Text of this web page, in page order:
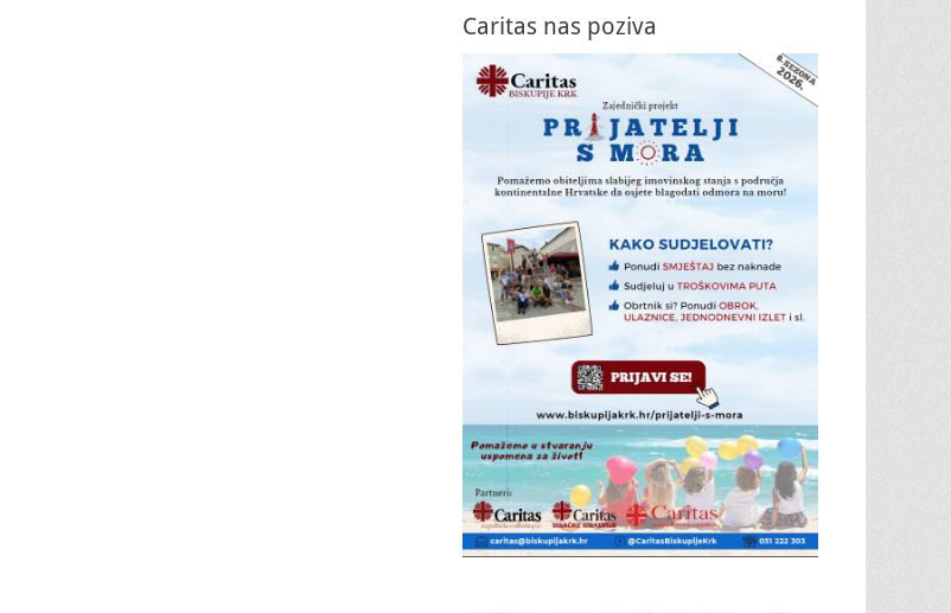
Caritas nas poziva